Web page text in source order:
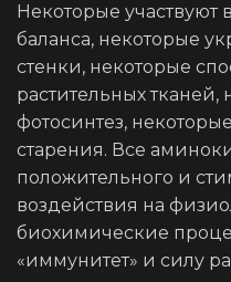
Некоторые
баланса, некоторые
стенки, некоторые
растительных
фотосинтез,
старения. Все
положительного и
воздействия на
биохимические
«иммунитет» и силу